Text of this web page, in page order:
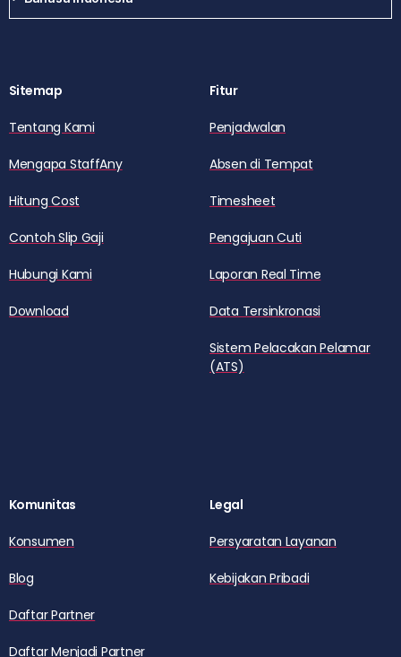
Sitemap
Tentang Kami
Mengapa StaffAny
Hitung Cost
Contoh Slip Gaji
Hubungi Kami
Download
Fitur
Penjadwalan
Absen di Tempat
Timesheet
Pengajuan Cuti
Laporan Real Time
Data Tersinkronasi
Sistem Pelacakan Pelamar
(ATS)
Komunitas
Konsumen
Blog
Daftar Partner
Daftar Menjadi Partner
Legal
Persyaratan Layanan
Kebijakan Pribadi